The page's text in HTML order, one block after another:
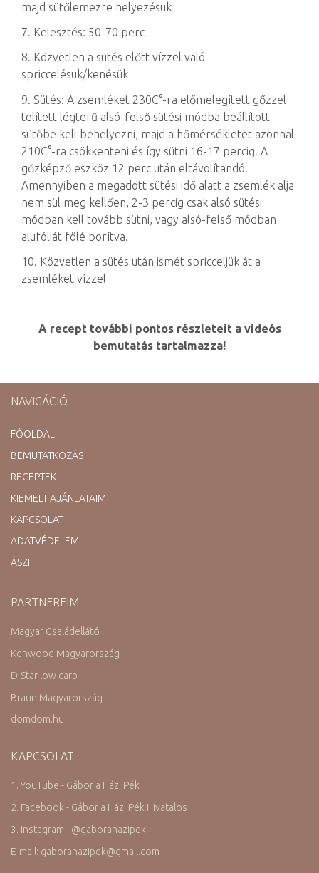
majd sütőlemezre helyezésük
7. Kelesztés: 50-70 perc
8. Közvetlen a sütés előtt vízzel való
spriccelésük/kenésük
9. Sütés: A zsemléket 230C°-ra előmelegített gőzzel
telített légterű alsó-felső sütési módba beállított
sütőbe kell behelyezni, majd a hőmérsékletet azonnal
210C°-ra csökkenteni és így sütni 16-17 percig. A
gőzképző eszköz 12 perc után eltávolítandó.
Amennyiben a megadott sütési idő alatt a zsemlék alja
nem sül meg kellően, 2-3 percig csak alsó sütési
módban kell tovább sütni, vagy alsó-felső módban
alufóliát fölé borítva.
10. Közvetlen a sütés után ismét spricceljük át a
zsemléket vízzel
A recept további pontos részleteit a videós
bemutatás tartalmazza!
NAVIGÁCIÓ
FŐOLDAL
BEMUTATKOZÁS
RECEPTEK
KIEMELT AJÁNLATAIM
KAPCSOLAT
ADATVÉDELEM
ÁSZF
PARTNEREIM
Magyar Családellátó
Kenwood Magyarország
D-Star low carb
Braun Magyarország
domdom.hu
KAPCSOLAT
1. YouTube - Gábor a Házi Pék
2. Facebook - Gábor a Házi Pék Hivatalos
3. Instagram - @gaborahazipek
E-mail: gaborahazipek@gmail.com